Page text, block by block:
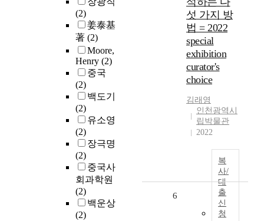
(2)
姜泰基
著 (2)
Moore,
Henry (2)
중국
(2)
백도기
(2)
유소영
(2)
장극명
(2)
중국사
회과학원
(2)
백운상
(2)
섯 가지 방
법 = 2022
special
exhibition
curator's
choice
김래영
인천광역시
립박물관
2022
복
사/
대
출
신
청
6